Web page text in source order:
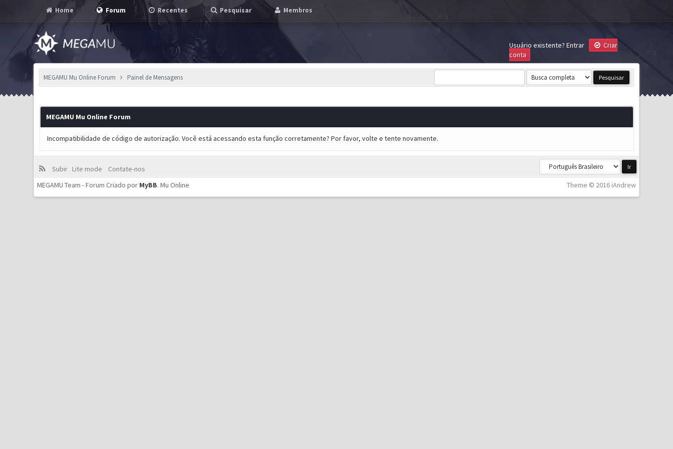
Home Forum Recentes Pesquisar Membros
Usuário existente? Entrar
Criar
conta
MEGAMU Mu Online Forum Painel de Mensagens
MEGAMU Mu Online Forum
Incompatibilidade de código de autorização. Você está acessando esta função corretamente? Por favor, volte e tente novamente.
Subir Lite mode
Contate-nos
Theme © 2016 iAndrew
MEGAMU Team - Forum Criado por MyBB.Mu Online